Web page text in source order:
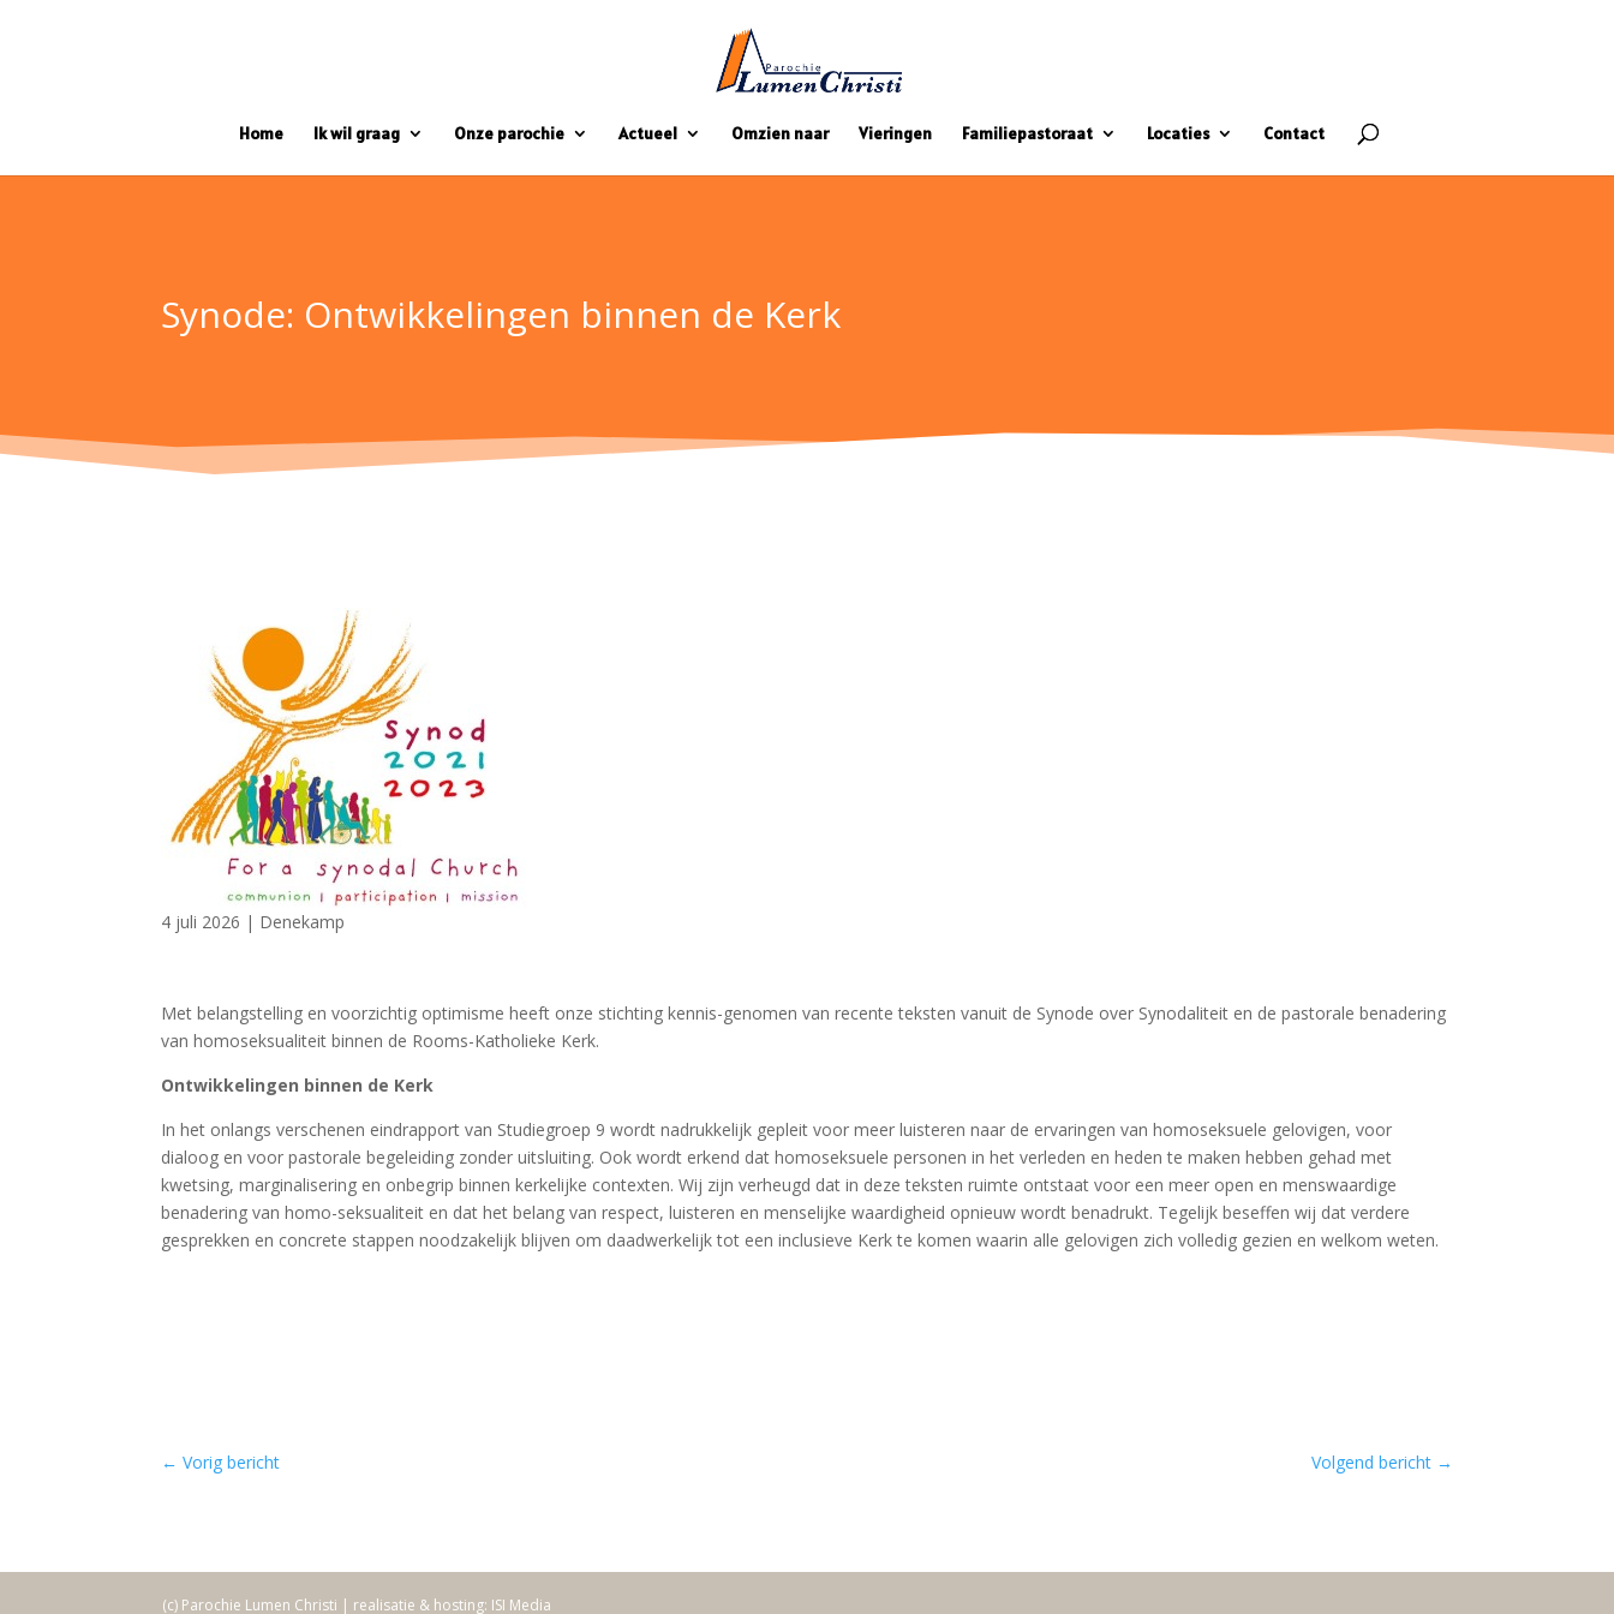
Home Ik wil graag Onze parochie Actueel Omzien naar Vieringen Familiepastoraat Locaties Contact
Synode: Ontwikkelingen binnen de Kerk
4 juli 2026 | Denekamp
Met belangstelling en voorzichtig optimisme heeft onze stichting kennis-genomen van recente teksten vanuit de Synode over Synodaliteit en de pastorale benadering
van homoseksualiteit binnen de Rooms-Katholieke Kerk.
Ontwikkelingen binnen de Kerk
In het onlangs verschenen eindrapport van Studiegroep 9 wordt nadrukkelijk gepleit voor meer luisteren naar de ervaringen van homoseksuele gelovigen, voor
dialoog en voor pastorale begeleiding zonder uitsluiting. Ook wordt erkend dat homoseksuele personen in het verleden en heden te maken hebben gehad met
kwetsing, marginalisering en onbegrip binnen kerkelijke contexten. Wij zijn verheugd dat in deze teksten ruimte ontstaat voor een meer open en menswaardige
benadering van homo-seksualiteit en dat het belang van respect, luisteren en menselijke waardigheid opnieuw wordt benadrukt. Tegelijk beseffen wij dat verdere
gesprekken en concrete stappen noodzakelijk blijven om daadwerkelijk tot een inclusieve Kerk te komen waarin alle gelovigen zich volledig gezien en welkom weten.
←Vorig bericht Volgend bericht→
(c) Parochie Lumen Christi | realisatie & hosting: ISI Media